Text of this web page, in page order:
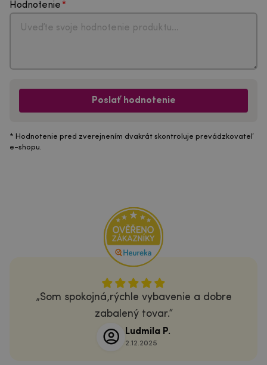
Hodnotenie
Poslať hodnotenie
* Hodnotenie pred zverejnením dvakrát skontroluje prevádzkovateľ
e-shopu.
Som spokojná,rýchle vybavenie a dobre
zabalený tovar.
Ludmila P.
2.12.2025